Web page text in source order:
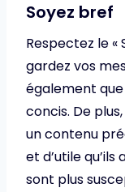
Soyez bref
Respectez le «
gardez vos
également
concis. De
un contenu
et d’utile
sont plus